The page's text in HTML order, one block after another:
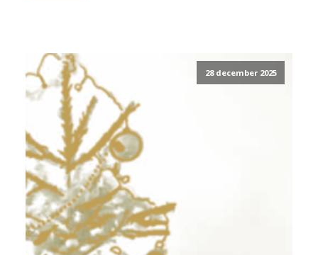
28 december 2025